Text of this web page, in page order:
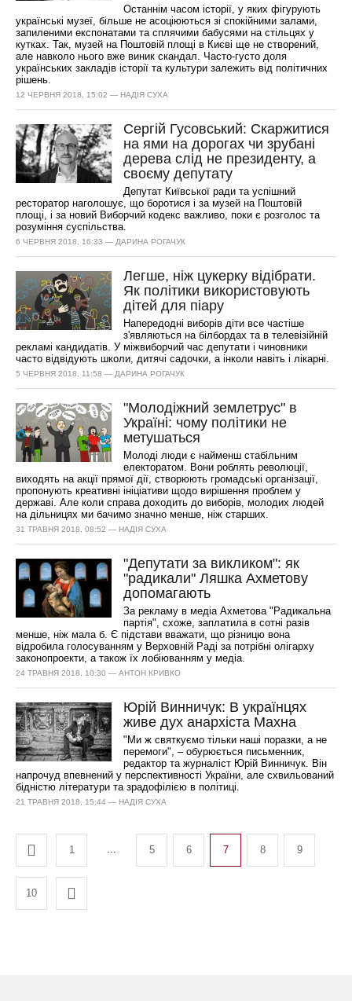
Останнім часом історії, у яких фігурують
українські музеї, більше не асоціюються зі спокійними залами,
запиленими експонатами та сплячими бабусями на стільцях у
кутках. Так, музей на Поштовій площі в Києві ще не створений,
але навколо нього вже виник скандал. Часто-густо доля
українських закладів історії та культури залежить від політичних
рішень.
12 ЧЕРВНЯ 2018, 15:02 — НАДІЯ СУХА
Сергій Гусовський: Скаржитися
на ями на дорогах чи зрубані
дерева слід не президенту, а
своєму депутату
Депутат Київської ради та успішний
ресторатор наголошує, що боротися і за музей на Поштовій
площі, і за новий Виборчий кодекс важливо, поки є розголос та
розуміння суспільства.
6 ЧЕРВНЯ 2018, 16:33 — ДАРИНА РОГАЧУК
Легше, ніж цукерку відібрати.
Як політики використовують
дітей для піару
Напередодні виборів діти все частіше
з'являються на білбордах та в телевізійній
рекламі кандидатів. У міжвиборчий час депутати і чиновники
часто відвідують школи, дитячі садочки, а інколи навіть і лікарні.
5 ЧЕРВНЯ 2018, 11:58 — ДАРИНА РОГАЧУК
"Молодіжний землетрус" в
Україні: чому політики не
метушаться
Молоді люди є найменш стабільним
електоратом. Вони роблять революції,
виходять на акції прямої дії, створюють громадські організації,
пропонують креативні ініціативи щодо вирішення проблем у
державі. Але коли справа доходить до виборів, молодих людей
на дільницях ми бачимо значно менше, ніж старших.
31 ТРАВНЯ 2018, 08:52 — НАДІЯ СУХА
"Депутати за викликом": як
"радикали" Ляшка Ахметову
допомагають
За рекламу в медіа Ахметова "Радикальна
партія", схоже, заплатила в сотні разів
менше, ніж мала б. Є підстави вважати, що різницю вона
відробила голосуванням у Верховній Раді за потрібні олігарху
законопроекти, а також їх лобіюванням у медіа.
24 ТРАВНЯ 2018, 10:30 — АНТОН КРИВКО
Юрій Винничук: В українцях
живе дух анархіста Махна
"Ми ж святкуємо тільки наші поразки, а не
перемоги", – обурюється письменник,
редактор та журналіст Юрій Винничук. Він
напрочуд впевнений у перспективності України, але схвильований
бідністю літератури та зрадофілією в політиці.
21 ТРАВНЯ 2018, 15:44 — НАДІЯ СУХА
1 ... 5 6 7 8 9
10